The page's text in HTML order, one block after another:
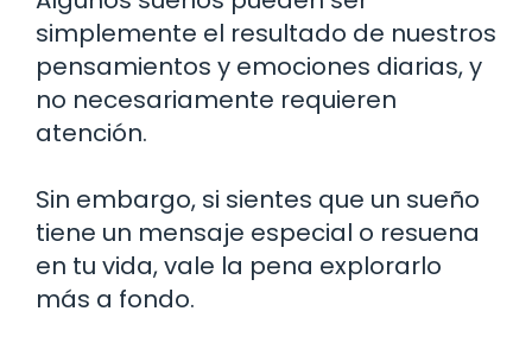
simplemente el resultado de nuestros
pensamientos y emociones diarias, y
no necesariamente requieren
atención.
Sin embargo, si sientes que un sueño
tiene un mensaje especial o resuena
en tu vida, vale la pena explorarlo
más a fondo.